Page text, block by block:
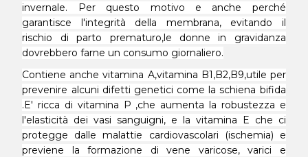
invernale. Per questo motivo e anche perché
garantisce l'integrità della membrana, evitando il
rischio di parto prematuro,le donne in gravidanza
dovrebbero farne un consumo giornaliero.
Contiene anche vitamina A,vitamina B1,B2,B9,utile per
prevenire alcuni difetti genetici come la schiena bifida
.E' ricca di vitamina P ,che aumenta la robustezza e
l'elasticità dei vasi sanguigni, e la vitamina E che ci
protegge dalle malattie cardiovascolari (ischemia) e
previene la formazione di vene varicose, varici e